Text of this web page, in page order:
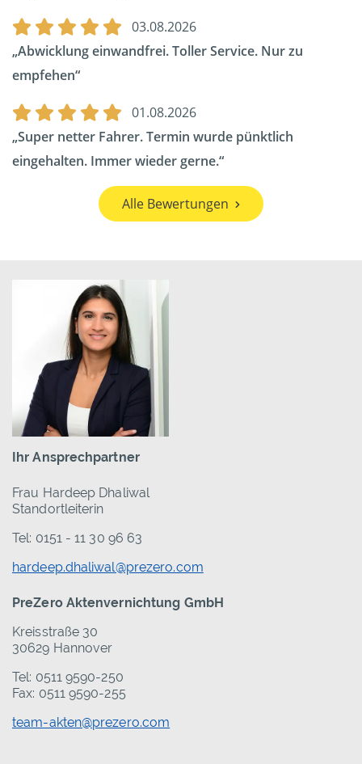
03.08.2026
Abwicklung einwandfrei. Toller Service. Nur zu
empfehen
01.08.2026
Super netter Fahrer. Termin wurde pünktlich
eingehalten. Immer wieder gerne.
Alle Bewertungen
Ihr Ansprechpartner
Frau Hardeep Dhaliwal
Standortleiterin
Tel: 0151 - 11 30 96 63
hardeep.dhaliwal@prezero.com
PreZero Aktenvernichtung GmbH
Kreisstraße 30
30629 Hannover
Tel: 0511 9590-250
Fax: 0511 9590-255
team-akten@prezero.com